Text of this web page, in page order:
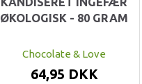
ØKOLOGISK - 80 GRAM
Chocolate & Love
64,95 DKK